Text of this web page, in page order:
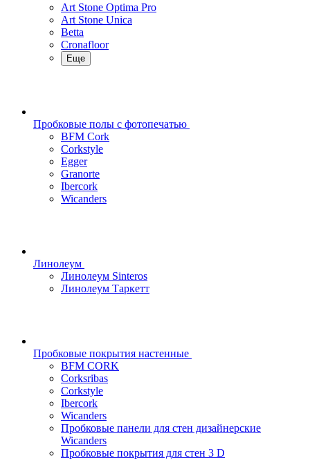
Art Stone Optima Pro
Art Stone Unica
Betta
Cronafloor
Еще
Пробковые полы с фотопечатью
BFM Cork
Corkstyle
Egger
Granorte
Ibercork
Wicanders
Линолеум
Линолеум Sinteros
Линолеум Таркетт
Пробковые покрытия настенные
BFM CORK
Corksribas
Corkstyle
Ibercork
Wicanders
Пробковые панели для стен дизайнерские
Wicanders
Пробковые покрытия для стен 3 D